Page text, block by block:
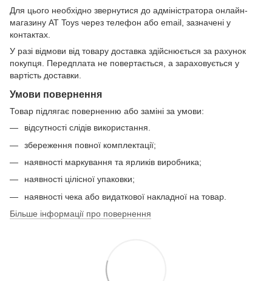
Для цього необхідно звернутися до адміністратора онлайн-
магазину AT Toys через телефон або email, зазначені у
контактах.
У разі відмови від товару доставка здійснюється за рахунок
покупця. Передплата не повертається, а зараховується у
вартість доставки.
Умови повернення
Товар підлягає поверненню або заміні за умови:
відсутності слідів використання.
збереження повної комплектації;
наявності маркування та ярликів виробника;
наявності цілісної упаковки;
наявності чека або видаткової накладної на товар.
Більше інформації про повернення